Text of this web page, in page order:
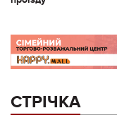
СТРІЧКА